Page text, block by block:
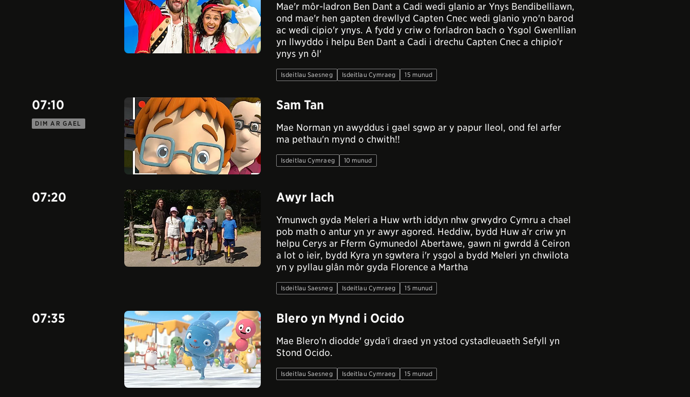
Mae'r môr-ladron Ben Dant a Cadi wedi glanio ar Ynys Bendibelliawn,
ond mae'r hen gapten drewllyd Capten Cnec wedi glanio yno'n barod
ac wedi cipio'r ynys. A fydd y criw o forladron bach o Ysgol Gwenllian
yn llwyddo i helpu Ben Dant a Cadi i drechu Capten Cnec a chipio'r
ynys yn ôl'
Isdeitlau Saesneg Isdeitlau Cymraeg 15 munud
07:10
DIM AR GAEL
Sam Tan
Mae Norman yn awyddus i gael sgwp ar y papur lleol, ond fel arfer
ma pethau'n mynd o chwith!!
Isdeitlau Cymraeg 10 munud
07:20 Awyr Iach
Ymunwch gyda Meleri a Huw wrth iddyn nhw grwydro Cymru a chael
pob math o antur yn yr awyr agored. Heddiw, bydd Huw a'r criw yn
helpu Cerys ar Fferm Gymunedol Abertawe, gawn ni gwrdd â Ceiron
a lot o ieir, bydd Kyra yn sgwtera i'r ysgol a bydd Meleri yn chwilota
yn y pyllau glân môr gyda Florence a Martha
Isdeitlau Saesneg Isdeitlau Cymraeg 15 munud
07:35 Blero yn Mynd i Ocido
Mae Blero'n diodde' gyda'i draed yn ystod cystadleuaeth Sefyll yn
Stond Ocido.
Isdeitlau Saesneg Isdeitlau Cymraeg 15 munud